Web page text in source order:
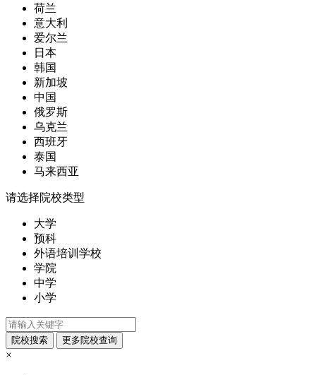
荷兰
意大利
爱尔兰
日本
韩国
新加坡
中国
俄罗斯
乌克兰
西班牙
泰国
马来西亚
请选择院校类型
大学
预科
外语培训学校
学院
中学
小学
×